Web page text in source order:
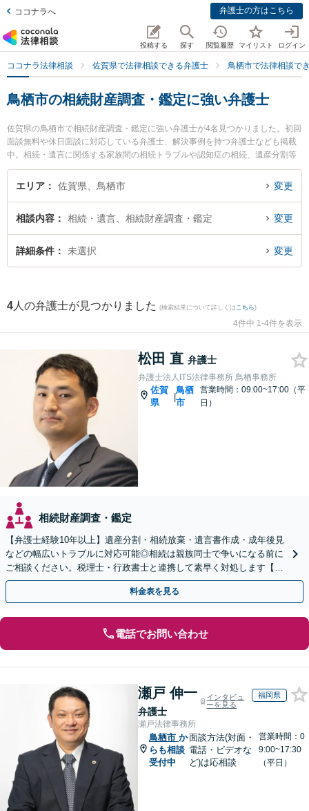
ココナラへ 弁護士の方はこちら
投稿する 探す 閲覧履歴 マイリスト ログイン
ココナラ法律相談 佐賀県で法律相談できる弁護士 鳥栖市で法律相談で
鳥栖市の相続財産調査・鑑定に強い弁護士
佐賀県の鳥栖市で相続財産調査・鑑定に強い弁護士が4名見つかりました。初回
面談無料や休日面談に対応している弁護士、解決事例を持つ弁護士なども掲載
中。相続・遺言に関係する家族間の相続トラブルや認知症の相続、遺産分割等
の細かな分野での絞り込み検索もでき便利です。特に弁護士法人ITS法律事務所
鳥栖事務所の松田 直弁護士や九州鳥栖・芯鋭法律事務所の小山 一郎弁護士、九
州鳥栖・芯鋭法律事務所の竹下 正実弁護士のプロフィール情報や弁護士費用、
査・鑑定のトラブルを今すぐに弁護士に相談したい』『相続財産調査・鑑定の
トラブル解決の実績豊富な近くの弁護士を検索したい』『初回相談無料で相続
財産調査・鑑定を法律相談できる鳥栖市内の弁護士に相談予約したい』などで
エリア 佐賀県、鳥栖市 変更
相談内容 相続・遺言、相続財産調査・鑑定 変更
詳細条件 未選択 変更
4 人の弁護士が見つかりました (検索結果について詳しくは こちら)
4件中 1-4件を表示
松田 直 弁護士
弁護士法人ITS法律事務所 鳥栖事務所
佐賀
県
|
鳥栖
市
営業時間：09:00~17:00（平
日）
相続財産調査・鑑定
【弁護士経験10年以上】遺産分割・相続放棄・遺言書作成・成年後見
などの幅広いトラブルに対応可能◎相続は親族同士で争いになる前に
ご相談ください。税理士・行政書士と連携して素早く対処します【夜
間・休日の相談可能】【初回のご相談30分無料】
料金表を見る
電話でお問い合わせ
瀬戸 伸一
弁護士
インタビュ
ーを見る
福岡県
瀬戸法律事務所
鳥栖市 か
らも相談
受付中
面談方法(対面・
電話・ビデオな
ど)は応相談
営業時間：0
9:00~17:30
（平日）